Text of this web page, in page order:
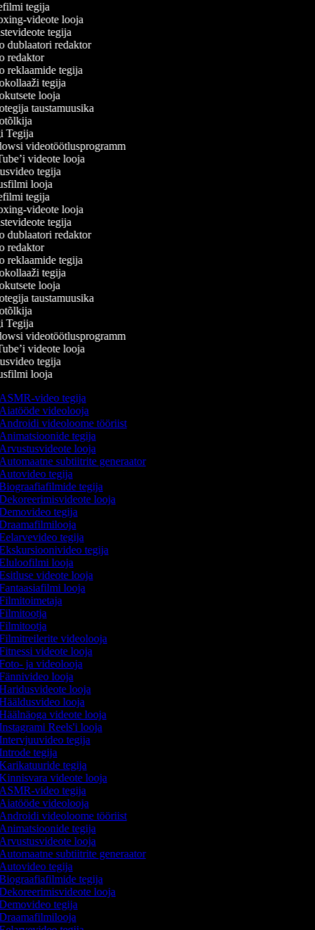
tegija
videote looja
tegija
dublaatori redaktor
redaktor
reklaamide tegija
tegija
looja
taustamuusika
videotöötlusprogramm
videote looja
tegija
looja
tegija
videote looja
tegija
dublaatori redaktor
redaktor
reklaamide tegija
tegija
looja
taustamuusika
videotöötlusprogramm
videote looja
tegija
looja
video tegija
videolooja
videoloome tööriist
tegija
looja
subtiitrite generaator
tegija
tegija
looja
tegija
tegija
tegija
looja
videote looja
looja
videolooja
videote looja
ja videolooja
looja
looja
looja
videote looja
Reels'i looja
tegija
tegija
tegija
videote looja
video tegija
videolooja
videoloome tööriist
tegija
looja
subtiitrite generaator
tegija
tegija
looja
tegija